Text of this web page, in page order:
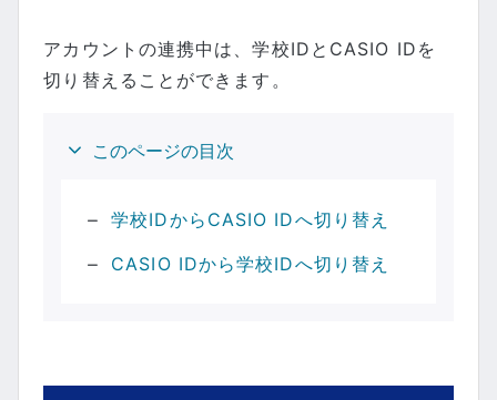
アカウントの連携中は、学校IDとCASIO IDを
切り替えることができます。
このページの目次
学校IDからCASIO IDへ切り替え
CASIO IDから学校IDへ切り替え